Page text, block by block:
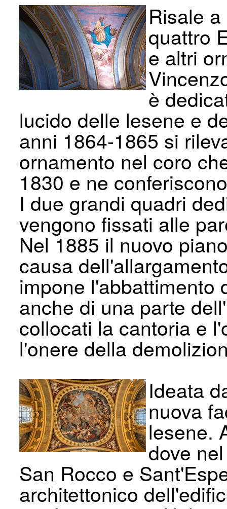
Risale
quattro
e altri
è
lucido delle lesene e
anni 1864-1865 si
ornamento nel coro
1830 e ne
I due grandi quadri
vengono fissati alle
Nel 1885 il nuovo
causa
impone l'abbattimento
anche di una parte
collocati la cantoria e
l'onere della
Ideata
nuova
lesene.
dove
San Rocco e
architettonico